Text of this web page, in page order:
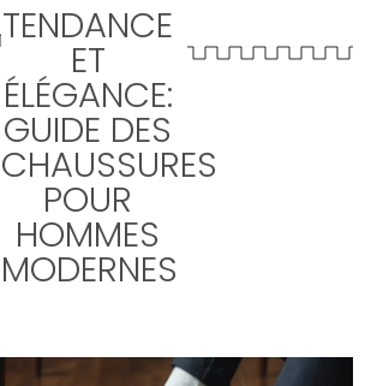
TENDANCE
ET
ÉLÉGANCE:
GUIDE DES
CHAUSSURES
POUR
HOMMES
MODERNES